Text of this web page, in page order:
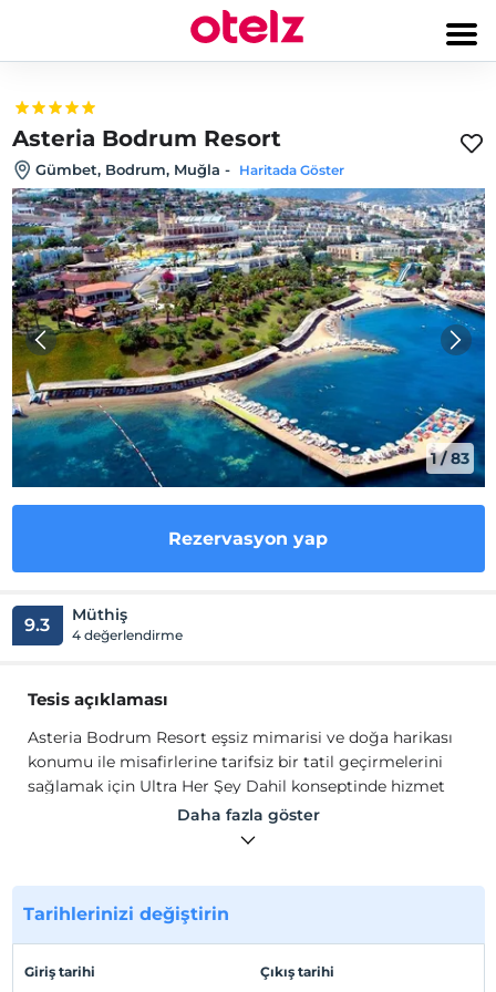
Asteria Bodrum Resort
Gümbet, Bodrum, Muğla - Haritada Göster
1/83
Rezervasyon yap
9.3 Müthiş
4 değerlendirme
Tesis açıklaması
Asteria Bodrum Resort eşsiz mimarisi ve doğa harikası
konumu ile misafirlerine tarifsiz bir tatil geçirmelerini
sağlamak için Ultra Her Şey Dahil konseptinde hizmet
vermektedir. Ana restaurantlarında alacağınız açık büfe
lezzetlerin yanı sıra gün boyu sınırsız atıştırmalık servisi
alakart restaurant hizmetleri vermektedir. Alakart
restaurantların tümünden rezervasyonlu ve ücretsiz
konumu ile misafirlerine tarifsiz bir tatil geçirmelerini
Daha fazla göster
Tarihlerinizi değiştirin
Giriş tarihi Çıkış tarihi